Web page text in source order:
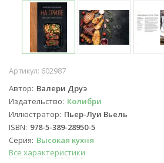
Артикул: 602987
Автор Валери Друэ
Издательство Колибри
Иллюстратор Пьер-Луи Вьель
ISBN 978-5-389-28950-5
Серия Высокая кухня
Все характеристики